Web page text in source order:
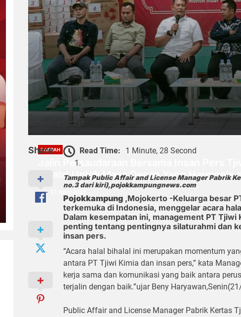
DAERAH
Jalin Persaudaraan Bersama Insan Pers
Bihalal,Untuk Masa Depan Yang Harmonis
Share Read Time: 1 Minute, 28 Second
Tampak Public Affair and License Manager Pabrik
no.3 dari kiri),pojokkampungnews.com
Pojokkampung,Mojokerto -Keluarga besar
terkemuka di Indonesia, menggelar acara
Dalam kesempatan ini, management PT Tjiwi
penting tentang pentingnya silaturahmi dan
insan pers.
“Acara halal bihalal ini merupakan momentum
antara PT Tjiwi Kimia dan insan pers,” kata
kerja sama dan komunikasi yang baik antara
terjalin dengan baik.”ujar Beny
Public Affair and License Manager Pabrik Kertas